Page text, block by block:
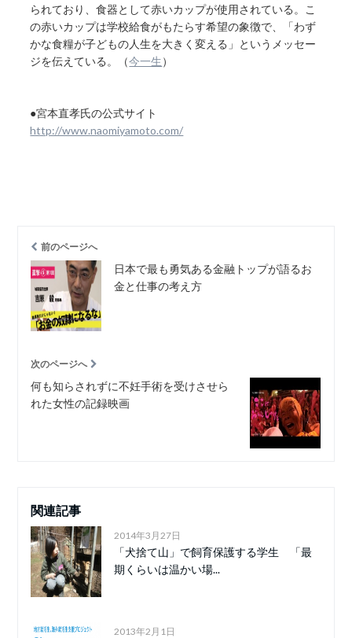
られており、食器として赤いカップが使用されている。こ
の赤いカップは学校給食がもたらす希望の象徴で、「わず
かな食糧が子どもの人生を大きく変える」というメッセー
ジを伝えている。（今一生）
●宮本直孝氏の公式サイト
http://www.naomiyamoto.com/
前のページへ
日本で最も勇気ある金融トップが語るお
金と仕事の考え方
次のページへ
何も知らされずに不妊手術を受けさせら
れた女性の記録映画
関連記事
2014年3月27日
「犬捨て山」で飼育保護する学生 「最
期くらいは温かい場...
2013年2月1日